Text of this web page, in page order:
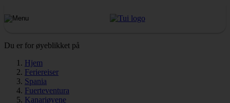
Du er for øyeblikket på
Hjem
Feriereiser
Spania
Fuerteventura
Kanariøyene